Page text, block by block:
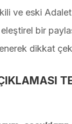
ve eski Adalet
bir
dikkat